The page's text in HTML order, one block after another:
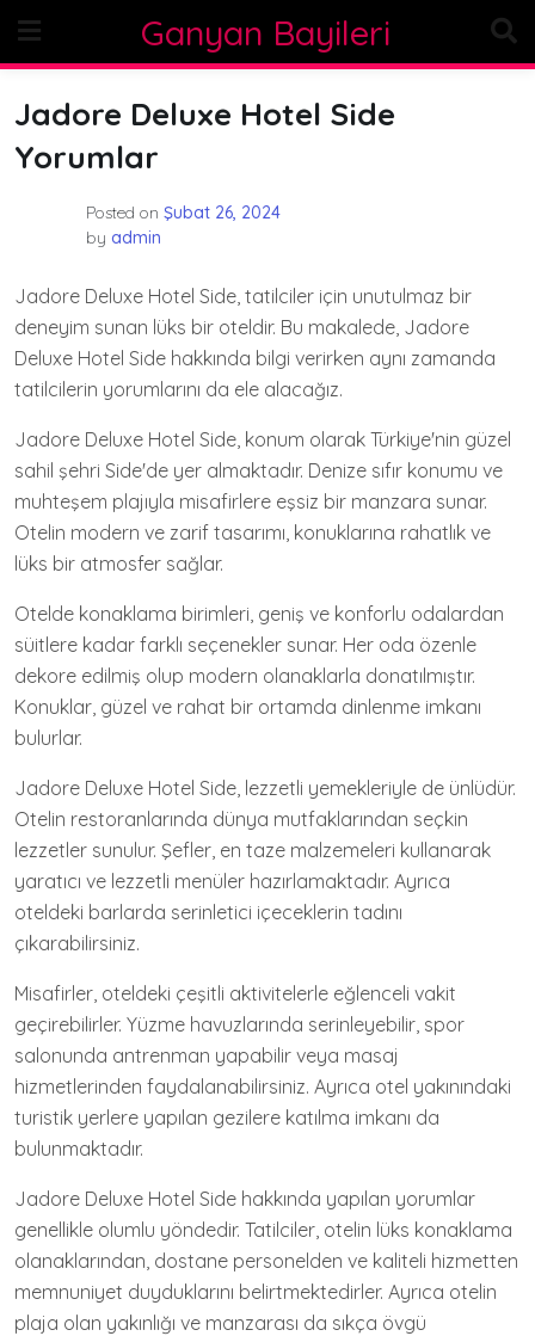
content
Ganyan Bayileri
Jadore Deluxe Hotel Side
Yorumlar
Posted on Şubat 26, 2024
by admin
Jadore Deluxe Hotel Side, tatilciler için unutulmaz bir
deneyim sunan lüks bir oteldir. Bu makalede, Jadore
Deluxe Hotel Side hakkında bilgi verirken aynı zamanda
tatilcilerin yorumlarını da ele alacağız.
Jadore Deluxe Hotel Side, konum olarak Türkiye'nin güzel
sahil şehri Side'de yer almaktadır. Denize sıfır konumu ve
muhteşem plajıyla misafirlere eşsiz bir manzara sunar.
Otelin modern ve zarif tasarımı, konuklarına rahatlık ve
lüks bir atmosfer sağlar.
Otelde konaklama birimleri, geniş ve konforlu odalardan
süitlere kadar farklı seçenekler sunar. Her oda özenle
dekore edilmiş olup modern olanaklarla donatılmıştır.
Konuklar, güzel ve rahat bir ortamda dinlenme imkanı
bulurlar.
Jadore Deluxe Hotel Side, lezzetli yemekleriyle de ünlüdür.
Otelin restoranlarında dünya mutfaklarından seçkin
lezzetler sunulur. Şefler, en taze malzemeleri kullanarak
yaratıcı ve lezzetli menüler hazırlamaktadır. Ayrıca
oteldeki barlarda serinletici içeceklerin tadını
çıkarabilirsiniz.
Misafirler, oteldeki çeşitli aktivitelerle eğlenceli vakit
geçirebilirler. Yüzme havuzlarında serinleyebilir, spor
salonunda antrenman yapabilir veya masaj
hizmetlerinden faydalanabilirsiniz. Ayrıca otel yakınındaki
turistik yerlere yapılan gezilere katılma imkanı da
bulunmaktadır.
Jadore Deluxe Hotel Side hakkında yapılan yorumlar
genellikle olumlu yöndedir. Tatilciler, otelin lüks konaklama
olanaklarından, dostane personelden ve kaliteli hizmetten
memnuniyet duyduklarını belirtmektedirler. Ayrıca otelin
plaja olan yakınlığı ve manzarası da sıkça övgü